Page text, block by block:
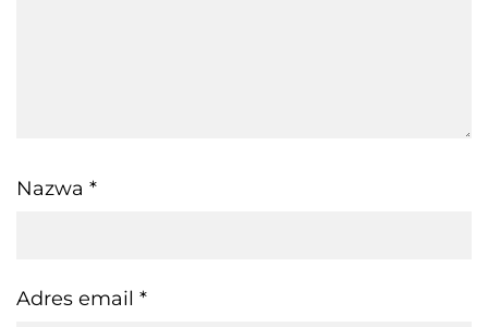
Nazwa *
Adres email *